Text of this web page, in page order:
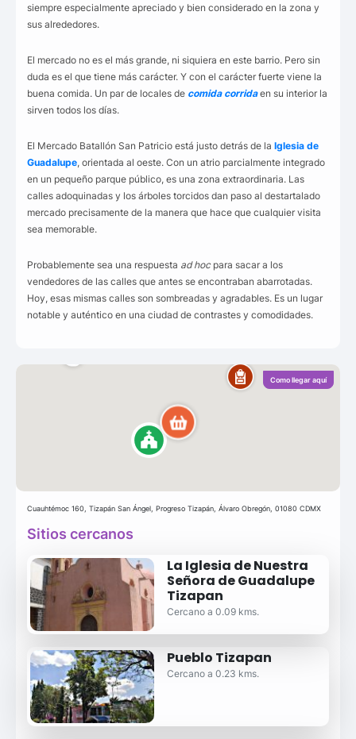
siempre especialmente apreciado y bien considerado en la zona y
sus alrededores.
El mercado no es el más grande, ni siquiera en este barrio. Pero sin
duda es el que tiene más carácter. Y con el carácter fuerte viene la
buena comida. Un par de locales de comida corridaen su interior la
sirven todos los días.
El Mercado Batallón San Patricio está justo detrás de la Iglesia de
Guadalupe , orientada al oeste. Con un atrio parcialmente integrado
en un pequeño parque público, es una zona extraordinaria. Las
calles adoquinadas y los árboles torcidos dan paso al destartalado
mercado precisamente de la manera que hace que cualquier visita
sea memorable.
Probablemente sea una respuesta ad hocpara sacar a los
vendedores de las calles que antes se encontraban abarrotadas.
Hoy, esas mismas calles son sombreadas y agradables. Es un lugar
notable y auténtico en una ciudad de contrastes y comodidades.
Como llegar aquí
Cuauhtémoc 160, Tizapán San Ángel, Progreso Tizapán, Álvaro Obregón, 01080 CDMX
Sitios cercanos
La Iglesia de Nuestra
Señora de Guadalupe
Tizapan
Cercano a 0.09 kms.
Pueblo Tizapan
Cercano a 0.23 kms.